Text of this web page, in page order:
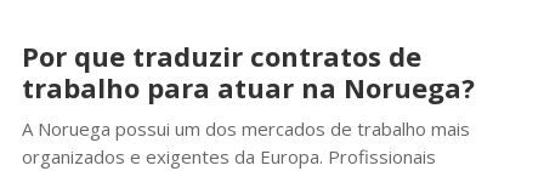
Por que traduzir contratos de
trabalho para atuar na Noruega?
A Noruega possui um dos mercados de trabalho mais
organizados e exigentes da Europa. Profissionais